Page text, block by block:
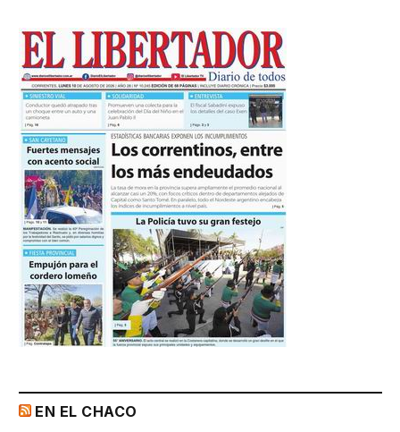
EN EL CHACO